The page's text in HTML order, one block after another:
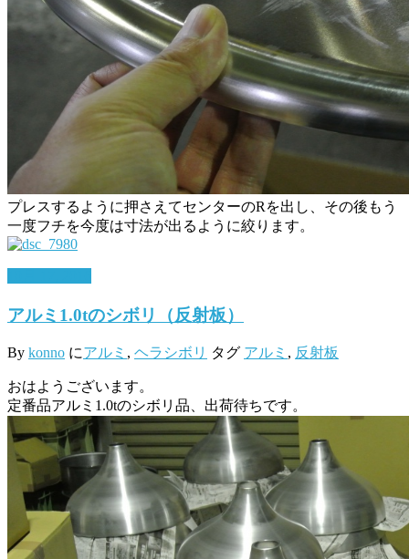
プレスするように押さえてセンターのRを出し、その後もう
一度フチを今度は寸法が出るように絞ります。
アルミ1.0tのシボリ（反射板）
By konno にアルミ , ヘラシボリ タグ アルミ , 反射板
おはようございます。
定番品アルミ1.0tのシボリ品、出荷待ちです。